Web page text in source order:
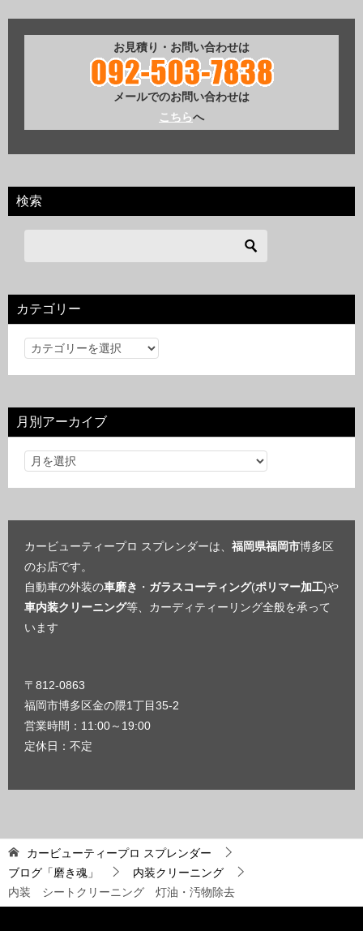
お見積り・お問い合わせは
メールでのお問い合わせは
こちらへ
検索
カテゴリー
カ
リ
ー
月別アーカイブ
カービューティープロ スプレンダーは、 福岡県福岡市博多区
のお店です。
自動車の外装の車磨き ・ ガラスコーティング(ポリマー加工)や
車内装クリーニング等、カーディティーリング全般を承って
います
〒812-0863
福岡市博多区金の隈1丁目35-2
営業時間：11:00～19:00
定休日：不定
カービューティープロ スプレンダー
ブログ「磨き魂」
内装クリーニング
内装 シートクリーニング 灯油・汚物除去